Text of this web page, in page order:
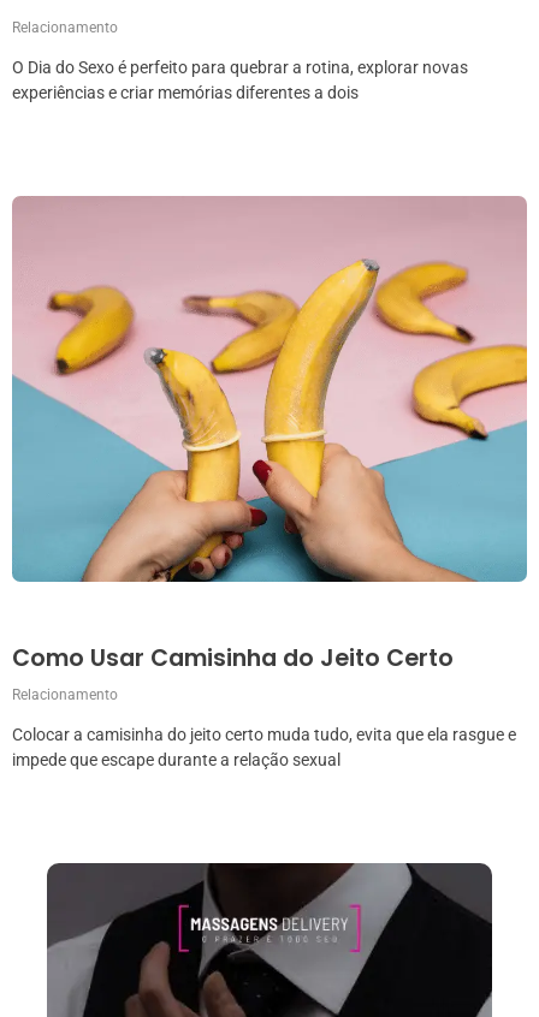
Relacionamento
O Dia do Sexo é perfeito para quebrar a rotina, explorar novas
experiências e criar memórias diferentes a dois
Como Usar Camisinha do Jeito Certo
Relacionamento
Colocar a camisinha do jeito certo muda tudo, evita que ela rasgue e
impede que escape durante a relação sexual